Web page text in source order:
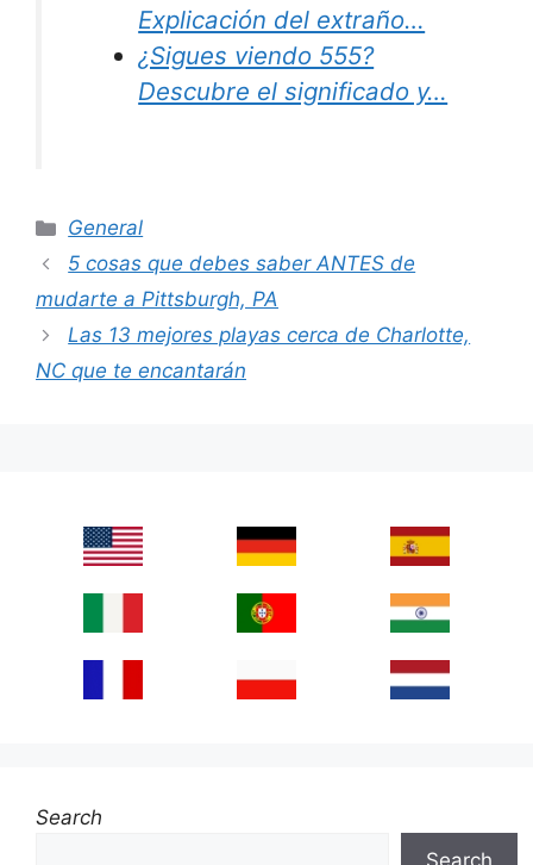
Explicación del extraño…
¿Sigues viendo 555?
Descubre el significado y…
Categories
General
5 cosas que debes saber ANTES de
mudarte a Pittsburgh, PA
Las 13 mejores playas cerca de Charlotte,
NC que te encantarán
Search
Search